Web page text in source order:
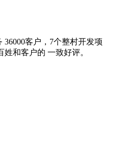
36000客户，7个整村开发项
和客户的 一致好评。